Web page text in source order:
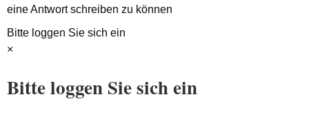
eine Antwort schreiben zu können
Bitte loggen Sie sich ein
×
Bitte loggen Sie sich ein